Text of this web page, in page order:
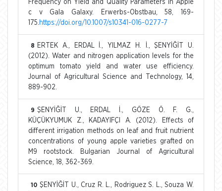
Frequency on Yield and Quality Parameters in Apple
c v Gala Galaxy. Erwerbs-Obstbau, 58, 169-
175. https://doi.org/10.1007/s10341-016-0277-7
8
ERTEK A., ERDAL İ., YILMAZ H. İ., ŞENYİĞİT U.
(2012). Water and nitrogen application levels for the
optimum tomato yield and water use efficiency.
Journal of Agricultural Science and Technology, 14,
889-902.
9 ŞENYİĞİT U., ERDAL İ., GÖZE Ö. F. G.,
KÜÇÜKYUMUK Z., KADAYIFÇI A. (2012). Effects of
different irrigation methods on leaf and fruit nutrient
concentrations of young apple varieties grafted on
M9 rootstock. Bulgarian Journal of Agricultural
Science, 18, 362-369.
10 ŞENYİĞİT U., Cruz R. L., Rodriguez S. L., Souza W.